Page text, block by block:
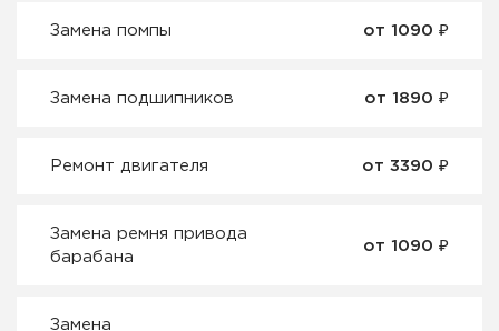
Замена помпы от 1090 ₽
Замена подшипников от 1890 ₽
Ремонт двигателя от 3390 ₽
Замена ремня привода
барабана
от 1090 ₽
Замена